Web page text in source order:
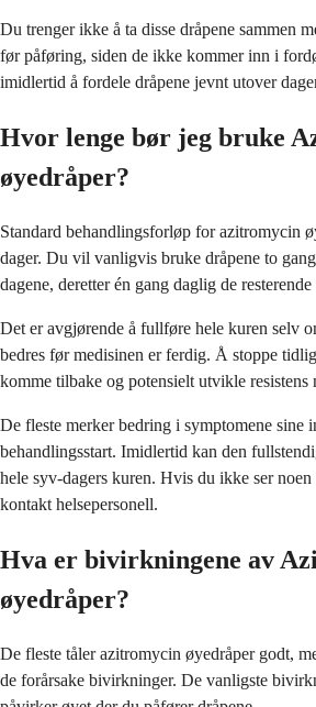
Du trenger ikke å ta disse dråpene sammen
før påføring, siden de ikke kommer inn i
imidlertid å fordele dråpene jevnt utover
Hvor lenge bør jeg bruke
øyedråper?
Standard behandlingsforløp for azitromycin
dager. Du vil vanligvis bruke dråpene to
dagene, deretter én gang daglig de
Det er avgjørende å fullføre hele kuren selv
bedres før medisinen er ferdig. Å stoppe
komme tilbake og potensielt utvikle resistens
De fleste merker bedring i symptomene sine
behandlingsstart. Imidlertid kan den
hele syv-dagers kuren. Hvis du ikke ser noen
kontakt helsepersonell.
Hva er bivirkningene av
øyedråper?
De fleste tåler azitromycin øyedråper godt,
de forårsake bivirkninger. De vanligste